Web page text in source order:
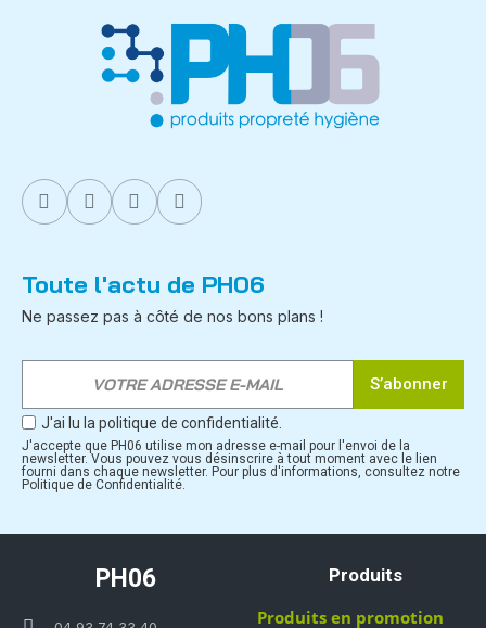
Toute l'actu de PH06
Ne passez pas à côté de nos bons plans !
S’abonner
J'ai lu la politique de confidentialité.
J'accepte que PH06 utilise mon adresse e-mail pour l'envoi de la
newsletter. Vous pouvez vous désinscrire à tout moment avec le lien
fourni dans chaque newsletter. Pour plus d'informations, consultez notre
Politique de Confidentialité.
PH06
Produits
Produits en promotion